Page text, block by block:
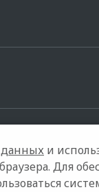
Правовая
данных и
Для